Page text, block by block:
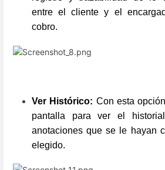
entre el cliente y el
cobro.
Ver Histórico: Con esta
pantalla para ver el
anotaciones que se le hayan
elegido.